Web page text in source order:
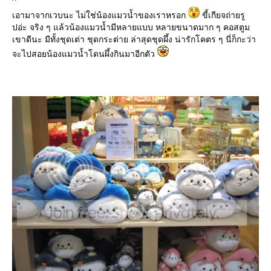
เอามาจากเวบนะ ไม่ใช่น้องแมวน้ำของเราหรอก
ขี้เกียจถ่ายรู
ปอ่ะ จริง ๆ แล้วน้องแมวน้ำมีหลายแบบ หลายขนาดมาก ๆ คอสตูม
เขาดีนะ มีทั้งชุดเต่า ชุดกระต่าย ล่าสุดชุดผึ้ง น่ารักโคตร ๆ นี่ก็กะว่า
จะไปสอยน้องแมวน้ำโดนผึ้งกินมาอีกตัว